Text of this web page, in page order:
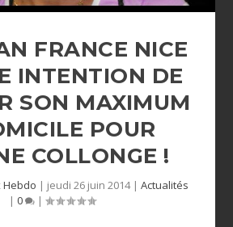
FRANCE NICE
INTENTION DE
SON MAXIMUM
POUR
COLLONGE !
Hebdo | jeudi 26 juin 2014| Actualités
| 0 |